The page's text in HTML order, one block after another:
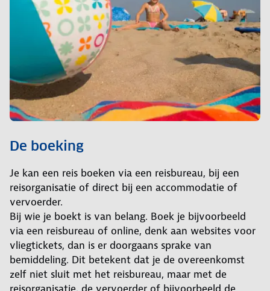
De boeking
Je kan een reis boeken via een reisbureau, bij een
reisorganisatie of direct bij een accommodatie of
vervoerder.
Bij wie je boekt is van belang. Boek je bijvoorbeeld
via een reisbureau of online, denk aan websites voor
vliegtickets, dan is er doorgaans sprake van
bemiddeling. Dit betekent dat je de overeenkomst
zelf niet sluit met het reisbureau, maar met de